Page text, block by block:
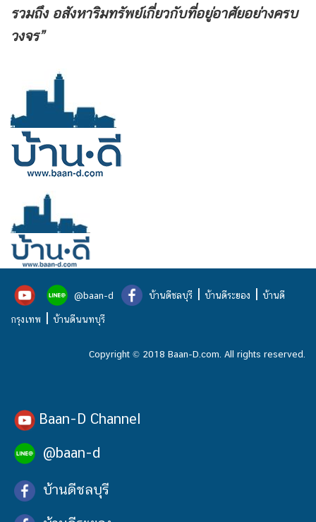
รวมถึง อสังหาริมทรัพย์เกี่ยวกับที่อยู่อาศัยอย่างครบ
วงจร”
@baan-d บ้านดีชลบุรี | บ้านดีระยอง | บ้านดี
กรุงเทพ | บ้านดีนนทบุรี
Copyright © 2018 Baan-D.com. All rights reserved.
Baan-D Channel
@baan-d
บ้านดีชลบุรี